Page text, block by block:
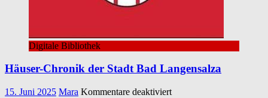
Digitale Bibliothek
Häuser-Chronik der Stadt Bad Langensalza
15. Juni 2025 Mara Kommentare deaktiviertfür